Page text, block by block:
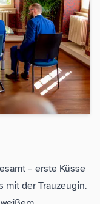
– erste Küsse
mit der Trauzeugin.